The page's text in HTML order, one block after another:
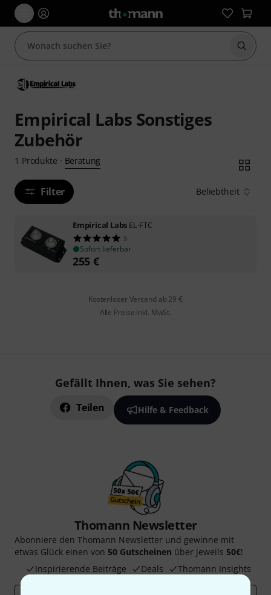
Suche
Empirical Labs Sonstiges
Zubehör
1 Produkte · Beratung
Filter Beliebtheit
Empirical Labs EL-FTC
5
Sofort lieferbar
255 €
Kostenloser Versand ab 29 €
Alle Preise inkl. MwSt.
Gefällt Ihnen, was Sie sehen?
Teilen Hilfe & Feedback
Thomann Newsletter
Abonniere den Thomann Newsletter und gewinne mit
etwas Glück einen von 50 Gutscheinen über jeweils 50€!
Inspirierende Beiträge
Deals Thomann Insights